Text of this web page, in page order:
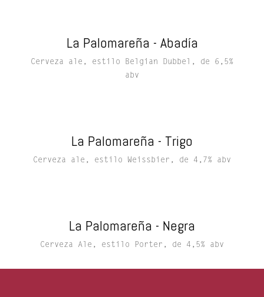
La Palomareña - Abadía
Cerveza ale, estilo Belgian Dubbel, de 6,5%
abv
La Palomareña - Trigo
Cerveza ale, estilo Weissbier, de 4,7% abv
La Palomareña - Negra
Cerveza Ale, estilo Porter, de 4,5% abv